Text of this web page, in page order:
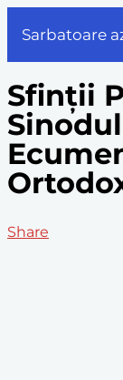
Sarbatoare
Sfinții
Share